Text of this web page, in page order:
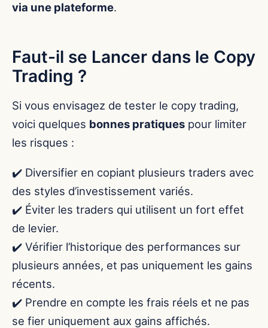
via une plateforme.
Faut-il se Lancer dans le Copy
Trading ?
Si vous envisagez de tester le copy trading,
voici quelques bonnes pratiques pour limiter
les risques :
✔️ Diversifier en copiant plusieurs traders avec
des styles d’investissement variés.
✔️ Éviter les traders qui utilisent un fort effet
de levier.
✔️ Vérifier l’historique des performances sur
plusieurs années, et pas uniquement les gains
récents.
✔️ Prendre en compte les frais réels et ne pas
se fier uniquement aux gains affichés.